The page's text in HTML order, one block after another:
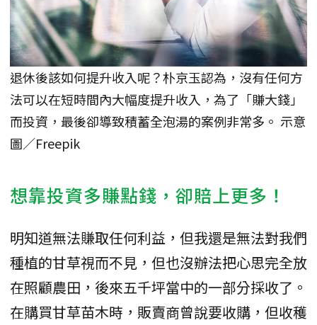
退休後該如何提升收入呢？朴京玉認為，沒有任何方
法可以在短時間內大幅度提升收入，為了「賺大錢」
而投資，最後卻導致積蓄全泡湯的案例非常多。 示意
圖／Freepik
想靠投資多賺點錢，卻賠上更多！
明知道無法賺取任何利益，但我還是無法對我們
種植的甘草視而不見，但也沒辦法把心思完全放
在照顧農田，後來五千坪當中的一部分採收了。
在購買甘草苗木時，販賣商曾說要收購，但收穫